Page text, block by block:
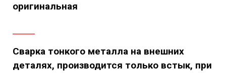
оригинальная
Сварка тонкого металла на внешних
деталях, производится только встык, при